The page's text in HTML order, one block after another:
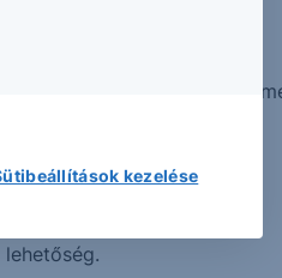
(stagnálás, enyhe
is.
kezelése